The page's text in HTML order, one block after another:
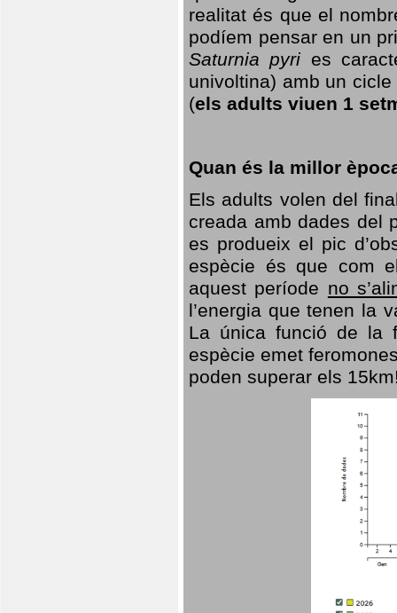
realitat és que el
podíem pensar en un
Saturnia pyri es
univoltina) amb un
(els adults viuen 1
Quan és la millor
Els adults volen del
creada amb dades del
es produeix el pic
espècie és que com
aquest període no
l’energia que tenen la
La única funció de la
espècie emet
poden superar els